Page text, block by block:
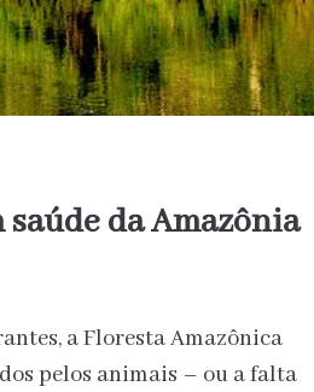
da Amazônia
a Floresta Amazônica
pelos animais – ou a falta